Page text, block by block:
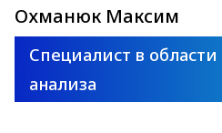
Охманюк Максим
Специалист в
анализа